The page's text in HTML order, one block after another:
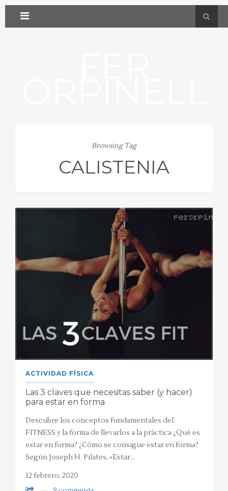
Browsing Tag
CALISTENIA
ACTIVIDAD FÍSICA
Las 3 claves que necesitas saber (y hacer)
para estar en forma
Descubre los conceptos fundamentales del
FITNESS y la forma de llevarlos a la práctica ¿Qué es
estar en forma? ¿Cómo se consigue estar en forma?
Según Joseph H. Pilates, «Estar…
12 febrero, 2020